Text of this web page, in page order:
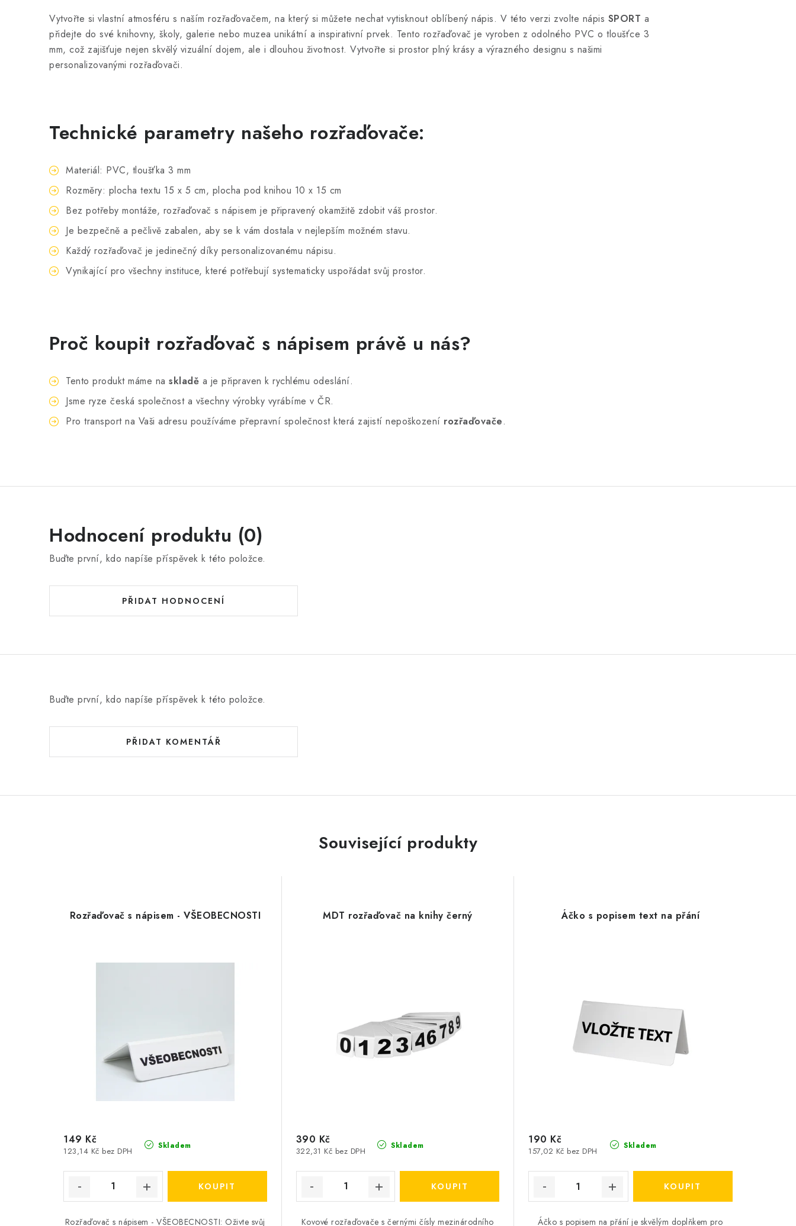
Vytvořte si vlastní atmosféru s naším rozřaďovačem, na který si můžete nechat vytisknout oblíbený nápis. V této verzi zvolte nápis SPORT a
přidejte do své knihovny, školy, galerie nebo muzea unikátní a inspirativní prvek. Tento rozřaďovač je vyroben z odolného PVC o tloušťce 3
mm, což zajišťuje nejen skvělý vizuální dojem, ale i dlouhou životnost. Vytvořte si prostor plný krásy a výrazného designu s našimi
personalizovanými rozřaďovači.
Technické parametry našeho rozřaďovače:
Materiál: PVC, tloušťka 3 mm
Rozměry: plocha textu 15 x 5 cm, plocha pod knihou 10 x 15 cm
Bez potřeby montáže, rozřaďovač s nápisem je připravený okamžitě zdobit váš prostor.
Je bezpečně a pečlivě zabalen, aby se k vám dostala v nejlepším možném stavu.
Každý rozřaďovač je jedinečný díky personalizovanému nápisu.
Vynikající pro všechny instituce, které potřebují systematicky uspořádat svůj prostor.
Proč koupit rozřaďovač s nápisem právě u nás?
Tento produkt máme na skladě a je připraven k rychlému odeslání.
Jsme ryze česká společnost a všechny výrobky vyrábíme v ČR.
Pro transport na Vaši adresu používáme přepravní společnost která zajistí nepoškození rozřaďovače.
Hodnocení produktu (0)
Buďte první, kdo napíše příspěvek k této položce.
PŘIDAT HODNOCENÍ
Buďte první, kdo napíše příspěvek k této položce.
PŘIDAT KOMENTÁŘ
Související produkty
Rozřaďovač s nápisem - VŠEOBECNOSTI
Skladem
123,14 Kč bez DPH
149 Kč
Rozřaďovač s nápisem - VŠEOBECNOSTI: Oživte svůj
MDT rozřaďovač na knihy černý
Skladem
322,31 Kč bez DPH
390 Kč
Kovové rozřaďovače s černými čísly mezinárodního
Áčko s popisem text na přání
Skladem
157,02 Kč bez DPH
190 Kč
Áčko s popisem na přání je skvělým doplňkem pro